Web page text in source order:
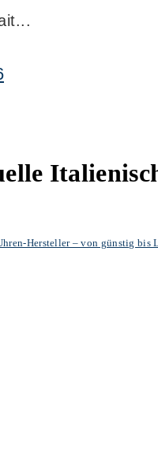
Hersteller – von günstig bis